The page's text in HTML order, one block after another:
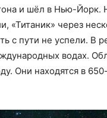
и шёл в Нью-Йорк.
«Титаник» через
с пути не успели. В
водах.
Они находятся в